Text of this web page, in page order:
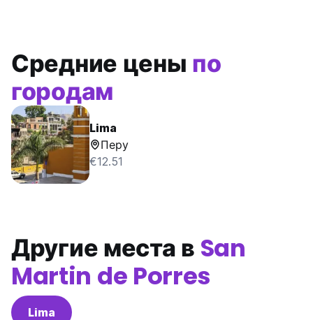
Средние цены по
городам
Lima
Перу
€12.51
Другие места в San
Martin de Porres
Lima